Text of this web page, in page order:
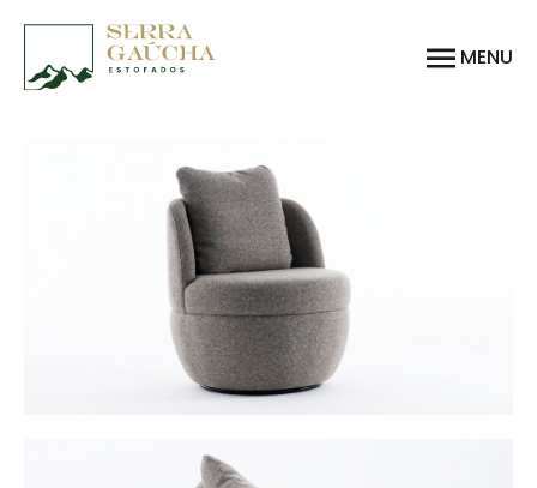
MENU
Solicite seu Orçamento
Política de Privacidade
ENDEREÇO:
BR 470, Km 217 + 735m, nº
403
Bairro Pomarosa
CEP 95700-432
Bento Gonçalves - RS